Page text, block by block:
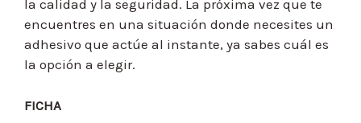
la calidad y la seguridad. La próxima vez que te
encuentres en una situación donde necesites un
adhesivo que actúe al instante, ya sabes cuál es
la opción a elegir.
FICHA